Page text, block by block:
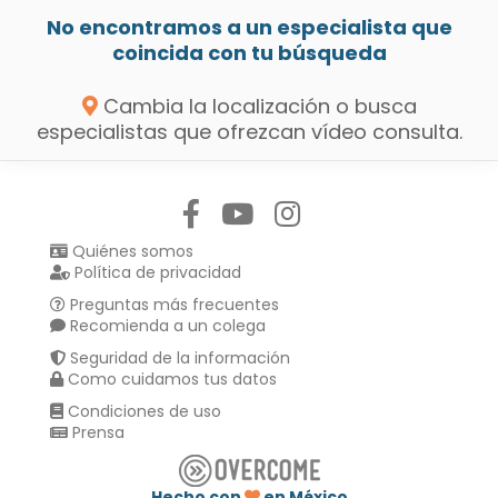
No encontramos a un especialista que
coincida con tu búsqueda
Cambia la localización o busca
especialistas que ofrezcan vídeo consulta.
Quiénes somos
Política de privacidad
Preguntas más frecuentes
Recomienda a un colega
Seguridad de la información
Como cuidamos tus datos
Condiciones de uso
Prensa